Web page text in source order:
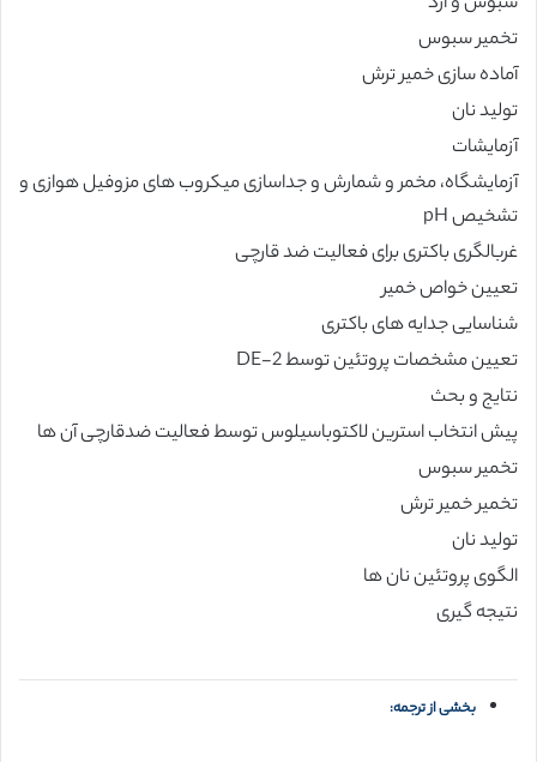
تخمیر سبوس
آماده سازی خمیر ترش
تولید نان
آزمایشات
آزمایشگاه، مخمر و شمارش و جداسازی میکروب های مزوفیل هوازی و
تشخیص pH
غربالگری باکتری برای فعالیت ضد قارچی
تعیین خواص خمیر
شناسایی جدایه های باکتری
تعیین مشخصات پروتئین توسط 2-DE
نتایج و بحث
پیش انتخاب استرین لاکتوباسیلوس توسط فعالیت ضدقارچی آن ها
تخمیر سبوس
تخمیر خمیر ترش
تولید نان
الگوی پروتئین نان ها
نتیجه گیری
بخشی از ترجمه: